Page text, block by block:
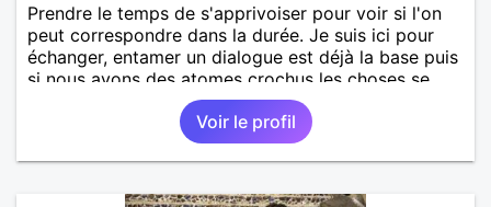
Prendre le temps de s'apprivoiser pour voir si l'on
peut correspondre dans la durée. Je suis ici pour
échanger, entamer un dialogue est déjà la base puis
si nous avons des atomes crochus les choses se
mettrons en place petit à petit normalement.
Voir le profil